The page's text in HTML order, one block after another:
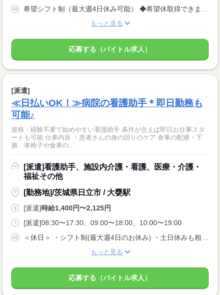
もっと見る
応募する（バイトル求人）
[派遣]
≪日払いOK！≫病院の看護助手＊即日勤務も
可能♪
資格・経験不要で始めやすい看護助手 条件が合えば即日お仕事スタ
ートも可能 仕事内容 ・患者さんの身の回りのケア 食事の配膳・下
膳、車椅子や食事の...
[派遣]看護助手、施設内介護・看護、医療・介護・
福祉その他
[勤務地]/茨城県日立市 / 大甕駅
[派遣]時給1,400円〜2,125円
[派遣]08:30〜17:30、09:00〜18:00、10:00〜19:00
もっと見る
応募する（バイトル求人）